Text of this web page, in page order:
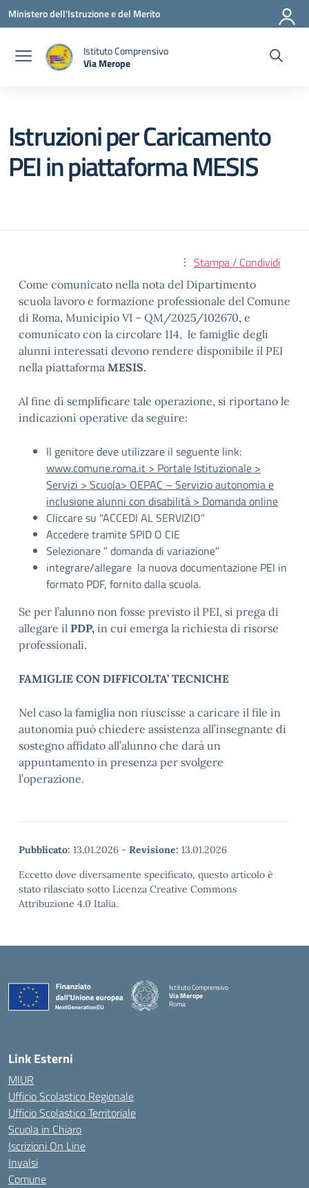
Vai ai contenuti
Vai al menu di navigazione
Vai al footer
Ministero dell'Istruzione e del Merito
Istituto Comprensivo
Via Merope
Istruzioni per Caricamento
PEI in piattaforma MESIS
Stampa / Condividi
Come comunicato nella nota del Dipartimento
scuola lavoro e formazione professionale del Comune
di Roma, Municipio VI – QM/2025/102670, e
comunicato con la circolare 114, le famiglie degli
alunni interessati devono rendere disponibile il PEI
nella piattaforma MESIS.
Al fine di semplificare tale operazione, si riportano le
indicazioni operative da seguire:
Il genitore deve utilizzare il seguente link:
www.comune.roma.it > Portale Istituzionale >
Servizi > Scuola> OEPAC – Servizio autonomia e
inclusione alunni con disabilità > Domanda online
Cliccare su “ACCEDI AL SERVIZIO”
Accedere tramite SPID O CIE
Selezionare ” domanda di variazione”
integrare/allegare la nuova documentazione PEI in
formato PDF, fornito dalla scuola.
Se per l’alunno non fosse previsto il PEI, si prega di
allegare il PDP, in cui emerga la richiesta di risorse
professionali.
FAMIGLIE CON DIFFICOLTA’ TECNICHE
Nel caso la famiglia non riuscisse a caricare il file in
autonomia può chiedere assistenza all’insegnante di
sostegno affidato all’alunno che darà un
appuntamento in presenza per svolgere
l’operazione.
Pubblicato: 13.01.2026 - Revisione: 13.01.2026
Eccetto dove diversamente specificato, questo articolo è
stato rilasciato sotto Licenza Creative Commons
Attribuzione 4.0 Italia.
Istituto Comprensivo
Via Merope
Roma
Link Esterni
MIUR
Ufficio Scolastico Regionale
Ufficio Scolastico Territoriale
Scuola in Chiaro
Iscrizioni On Line
Invalsi
Comune